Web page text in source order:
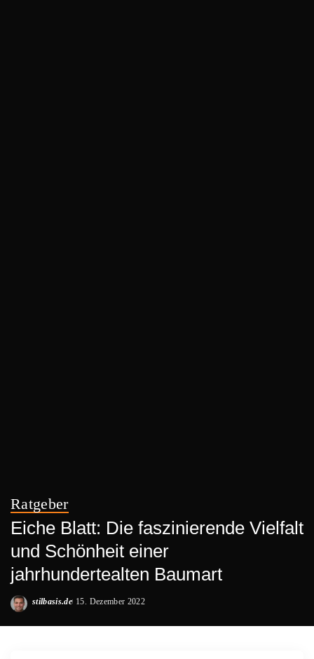
Ratgeber
Eiche Blatt: Die faszinierende Vielfalt
und Schönheit einer
jahrhundertealten Baumart
Posted
stilbasis.de 15. Dezember 2022